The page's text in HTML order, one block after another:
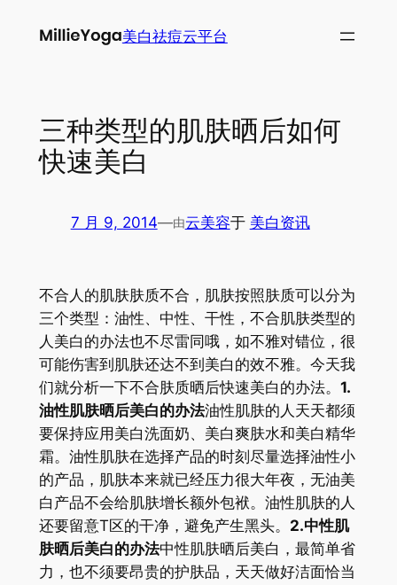
美白祛痘云平台
三种类型的肌肤晒后如何
快速美白
7 月 9, 2014—由云美容于 美白资讯
不合人的肌肤肤质不合，肌肤按照肤质可以分为
三个类型：油性、中性、干性，不合肌肤类型的
人美白的办法也不尽雷同哦，如不雅对错位，很
可能伤害到肌肤还达不到美白的效不雅。今天我
们就分析一下不合肤质晒后快速美白的办法。 1.
油性肌肤晒后美白的办法油性肌肤的人天天都须
要保持应用美白洗面奶、美白爽肤水和美白精华
霜。油性肌肤在选择产品的时刻尽量选择油性小
的产品，肌肤本来就已经压力很大年夜，无油美
白产品不会给肌肤增长额外包袱。油性肌肤的人
还要留意T区的干净，避免产生黑头。 2.中性肌
肤晒后美白的办法中性肌肤晒后美白，最简单省
力，也不须要昂贵的护肤品，天天做好洁面恰当